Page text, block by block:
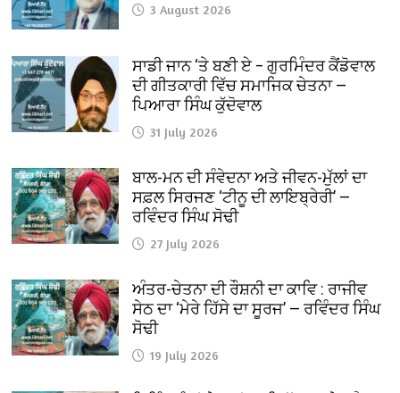
3 August 2026
ਸਾਡੀ ਜਾਨ ‘ਤੇ ਬਣੀ ਏ – ਗੁਰਮਿੰਦਰ ਕੈਂਡੋਵਾਲ
ਦੀ ਗੀਤਕਾਰੀ ਵਿੱਚ ਸਮਾਜਿਕ ਚੇਤਨਾ —
ਪਿਆਰਾ ਸਿੰਘ ਕੁੱਦੋਵਾਲ
31 July 2026
ਬਾਲ-ਮਨ ਦੀ ਸੰਵੇਦਨਾ ਅਤੇ ਜੀਵਨ-ਮੁੱਲਾਂ ਦਾ
ਸਫ਼ਲ ਸਿਰਜਣ ‘ਟੀਨੂ ਦੀ ਲਾਇਬ੍ਰੇਰੀ’ —
ਰਵਿੰਦਰ ਸਿੰਘ ਸੋਢੀ
27 July 2026
ਅੰਤਰ-ਚੇਤਨਾ ਦੀ ਰੌਸ਼ਨੀ ਦਾ ਕਾਵਿ : ਰਾਜੀਵ
ਸੇਠ ਦਾ ‘ਮੇਰੇ ਹਿੱਸੇ ਦਾ ਸੂਰਜ’ — ਰਵਿੰਦਰ ਸਿੰਘ
ਸੋਢੀ
19 July 2026